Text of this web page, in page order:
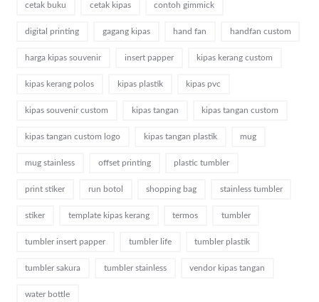
cetak buku cetak kipas contoh gimmick
digital printing gagang kipas hand fan handfan custom
harga kipas souvenir insert papper kipas kerang custom
kipas kerang polos kipas plastik kipas pvc
kipas souvenir custom kipas tangan kipas tangan custom
kipas tangan custom logo kipas tangan plastik mug
mug stainless offset printing plastic tumbler
print stiker run botol shopping bag stainless tumbler
stiker template kipas kerang termos tumbler
tumbler insert papper tumbler life tumbler plastik
tumbler sakura tumbler stainless vendor kipas tangan
water bottle